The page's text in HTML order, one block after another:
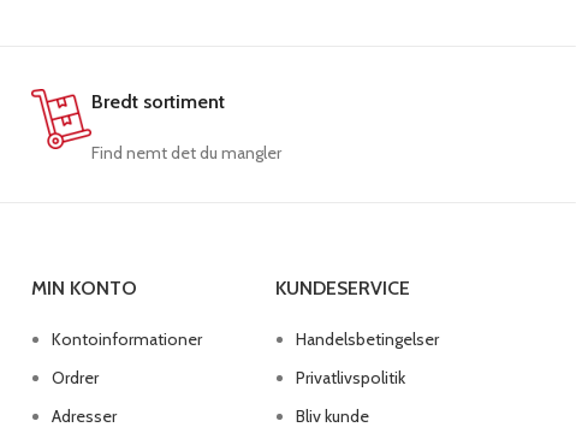
Bredt sortiment
Find nemt det du mangler
MIN KONTO
Kontoinformationer
Ordrer
Adresser
KUNDESERVICE
Handelsbetingelser
Privatlivspolitik
Bliv kunde